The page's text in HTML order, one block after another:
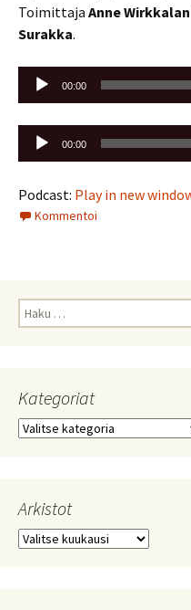
Toimittaja Anne Wirkkalan
Surakka.
Äänitoistin
00:00
Äänitoistin
00:00
Podcast: Play in new
Kommentoi
Haku:
Kategoriat
Kategoriat
Arkistot
Arkistot